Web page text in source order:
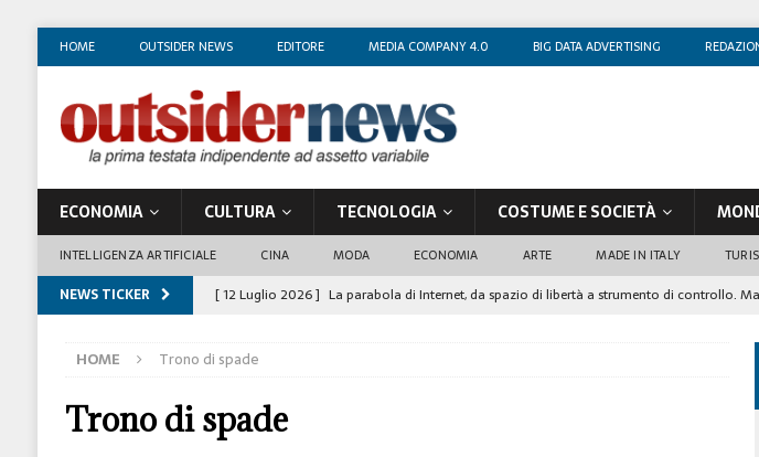
HOME OUTSIDER NEWS EDITORE MEDIA COMPANY 4.0 BIG DATA ADVERTISING
ECONOMIA CULTURA TECNOLOGIA COSTUME E SOCIETÀ
INTELLIGENZA ARTIFICIALE CINA MODA ECONOMIA ARTE MADE IN ITALY
NEWS TICKER [ 12 Luglio 2026 ] La parabola di Internet, da spazio di libertà a strumento di controllo.
[ 4 Luglio 2026 ]
[ 1 Luglio 2026 ]
[ 29 Giugno 2026 ]
Fabio Di Venosa: “L’infedeltà aziendale è in crescita, per prevenirla
HOME Trono di spade
Trono di spade